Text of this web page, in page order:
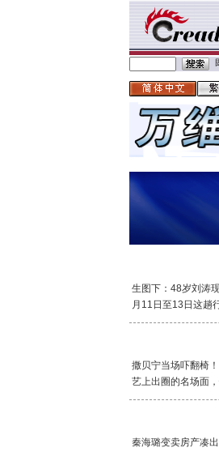
生图下：48岁刘涛
月11日至13日这趟
撒贝宁当场吓翻椅
艺上出圈的名场面
秦海璐变卖房产凑